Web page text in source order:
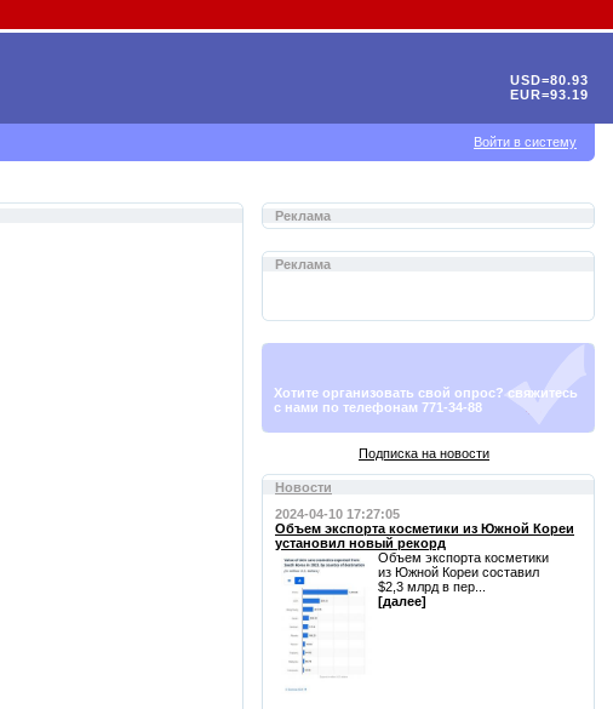
Реклама
Реклама
Хотите организовать свой опрос? свяжитесь
с нами по телефонам 771-34-88
Подписка на новости
Новости
2024-04-10 17:27:05
Объем экспорта косметики из Южной Кореи
установил новый рекорд
Объем экспорта косметики
из Южной Кореи составил
$2,3 млрд в пер...
[далее]
USD=80.93
EUR=93.19
Войти в систему